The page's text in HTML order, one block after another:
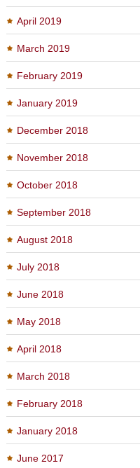
April 2019
March 2019
February 2019
January 2019
December 2018
November 2018
October 2018
September 2018
August 2018
July 2018
June 2018
May 2018
April 2018
March 2018
February 2018
January 2018
June 2017